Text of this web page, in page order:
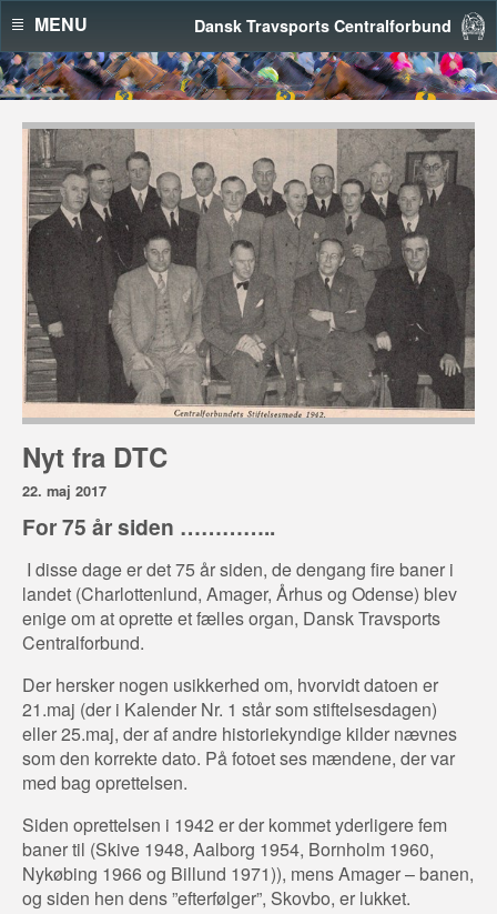
Dansk Travsports Centralforbund
MENU
Nyt fra DTC
22. maj 2017
For 75 år siden …………..
I disse dage er det 75 år siden, de dengang fire baner i
landet (Charlottenlund, Amager, Århus og Odense) blev
enige om at oprette et fælles organ, Dansk Travsports
Centralforbund.
Der hersker nogen usikkerhed om, hvorvidt datoen er
21.maj (der i Kalender Nr. 1 står som stiftelsesdagen)
eller 25.maj, der af andre historiekyndige kilder nævnes
som den korrekte dato. På fotoet ses mændene, der var
med bag oprettelsen.
Siden oprettelsen i 1942 er der kommet yderligere fem
baner til (Skive 1948, Aalborg 1954, Bornholm 1960,
Nykøbing 1966 og Billund 1971)), mens Amager – banen,
og siden hen dens ”efterfølger”, Skovbo, er lukket.